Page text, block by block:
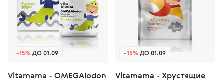
-15%ДО 01.09
Vitamama - OMEGAlodon
-15%ДО 01.09
Vitamama - Хрустящие